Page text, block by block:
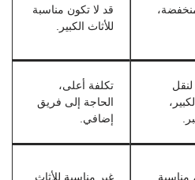
قد لا تكون مناسبة
للأثاث الكبير.
تكلفة أعلى،
الحاجة إلى فريق
إضافي.
مناسبة غير مناسبة للأثاث